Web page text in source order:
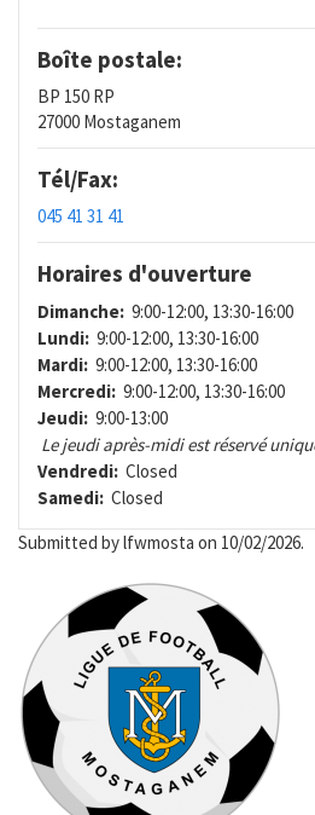
Boîte postale:
BP 150 RP
27000 Mostaganem
Tél/Fax:
045 41 31 41
Horaires d'ouverture
Dimanche: 9:00-12:00, 13:30-16:00
Lundi: 9:00-12:00, 13:30-16:00
Mardi: 9:00-12:00, 13:30-16:00
Mercredi: 9:00-12:00, 13:30-16:00
Jeudi: 9:00-13:00
Le jeudi après-midi est réservé
Vendredi: Closed
Samedi: Closed
Submitted bylfwmosta on 10/02/2026.